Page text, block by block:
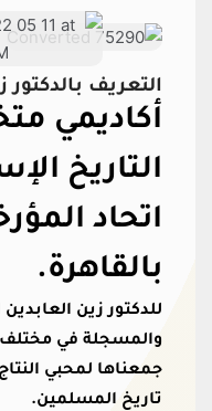
التعريف
أكاديمي
التاريخ
اتحاد
بالقاهرة.
للدكتور زين
والمسجلة في مختلف
جمعناها لمحبي
تاريخ المسلمين.